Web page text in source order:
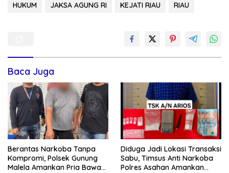
HUKUM JAKSA AGUNG RI KEJATI RIAU RIAU
Baca Juga
Berantas Narkoba Tanpa
Kompromi, Polsek Gunung
Malela Amankan Pria Bawa
Diduga Jadi Lokasi Transaksi
Sabu, Timsus Anti Narkoba
Polres Asahan Amankan